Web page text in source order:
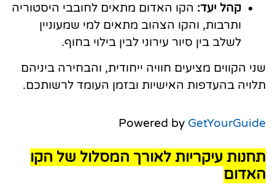
קהל יעד: הקו האדום מתאים לחובבי היסטוריה
ותרבות, והקו הצהוב מתאים למי שמעוניין
לשלב בין סיור עירוני לבין בילוי בחוף.
שני הקווים מציעים חוויה ייחודית, והבחירה ביניהם
תלויה בהעדפות האישיות ובזמן העומד לרשותכם.
Powered by GetYourGuide
תחנות עיקריות לאורך המסלול של הקו
האדום